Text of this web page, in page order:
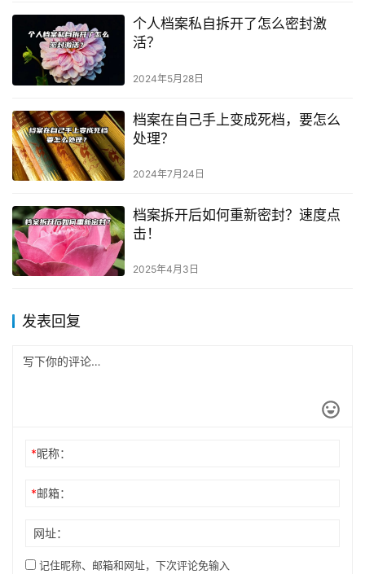
个人档案私自拆开了怎么密封激
活？
2024年5月28日
档案在自己手上变成死档，要怎么
处理？
2024年7月24日
档案拆开后如何重新密封？速度点
击！
2025年4月3日
发表回复
*昵称：
*邮箱：
网址：
记住昵称、邮箱和网址，下次评论免输入